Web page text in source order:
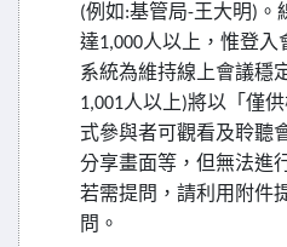
(例如:基管局-王大明) 。
達1,000人以上，惟登入
系統為維持線上會議穩
1,001人以上)將以「僅
式參與者可觀看及聆聽
分享畫面等，但無法進
若需提問，請利用附件
問。